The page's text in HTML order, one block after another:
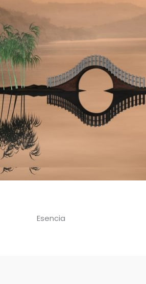
Esencia